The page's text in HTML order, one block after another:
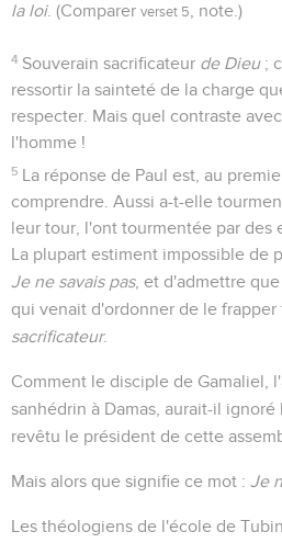
la loi. (Comparer verset 5 , note.)
4 Souverain sacrificateur de Dieu;
ressortir la sainteté de la charge
respecter. Mais quel contraste
l'homme !
5 La réponse de Paul est, au
comprendre. Aussi a-t-elle
leur tour, l'ont tourmentée par des
La plupart estiment impossible de
Je ne savais pas, et d'admettre
qui venait d'ordonner de le frapper
sacrificateur.
Comment le disciple de Gamaliel,
sanhédrin à Damas, aurait-il
revêtu le président de cette
Mais alors que signifie ce mot : Je
Les théologiens de l'école de